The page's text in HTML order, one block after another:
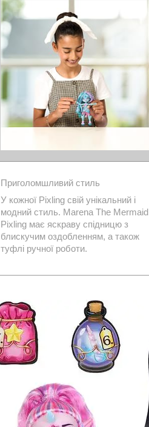
Приголомшливий стиль
У кожної Pixling свій унікальний і
модний стиль. Marena The Mermaid
Pixling має яскраву спідницю з
блискучим оздобленням, а також
туфлі ручної роботи.